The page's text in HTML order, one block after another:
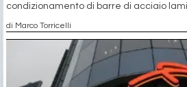
condizionamento di barre di acciaio
di Marco Torricelli